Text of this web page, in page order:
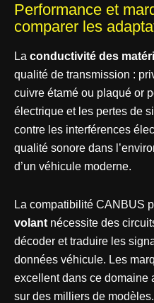
Performance et
comparer les
La conductivité des
qualité de transmission :
cuivre étamé ou plaqué or
électrique et les pertes de
contre les interférences
qualité sonore dans
d’un véhicule moderne.
La compatibilité CANBUS
volant nécessite des
décoder et traduire les
données véhicule. Les
excellent dans ce domaine
sur des milliers de modèles.